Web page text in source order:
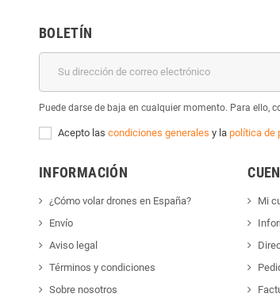
BOLETÍN
Puede darse de baja en cualquier momento. Para ello,
Acepto las condiciones generales y la política de
INFORMACIÓN
¿Cómo volar drones en España?
Envío
Aviso legal
Términos y condiciones
Sobre nosotros
Mi